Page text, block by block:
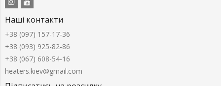
Наші контакти
+38 (097) 157-17-36
+38 (093) 925-82-86
+38 (067) 608-54-16
heaters.kiev@gmail.com